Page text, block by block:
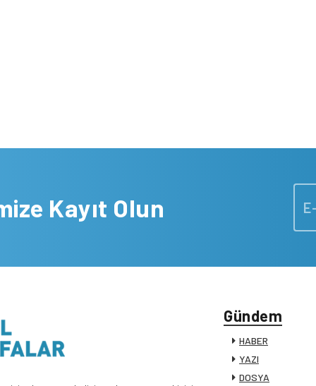
Kayıt Olun
Gündem
HABER
YAZI
DOSYA